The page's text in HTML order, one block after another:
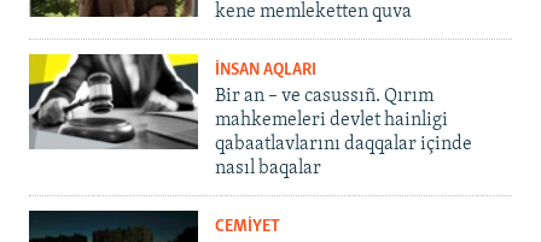
kene memleketten quva
İNSAN AQLARI
Bir an – ve casussıñ. Qırım
mahkemeleri devlet hainligi
qabaatlavlarını daqqalar içinde
nasıl baqalar
CEMİYET